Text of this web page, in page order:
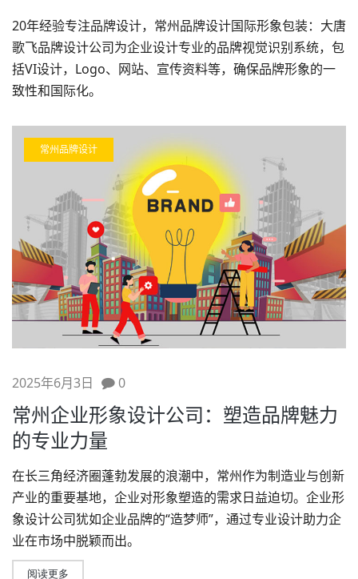
20年经验专注品牌设计，常州品牌设计国际形象包装：大唐
歌飞品牌设计公司为企业设计专业的品牌视觉识别系统，包
括VI设计，Logo、网站、宣传资料等，确保品牌形象的一
致性和国际化。
常州品牌设计
2025年6月3日 0
常州企业形象设计公司：塑造品牌魅力
的专业力量
在长三角经济圈蓬勃发展的浪潮中，常州作为制造业与创新
产业的重要基地，企业对形象塑造的需求日益迫切。 企业形
象设计公司犹如企业品牌的“造梦师”，通过专业设计助力企
业在市场中脱颖而出。
阅读更多